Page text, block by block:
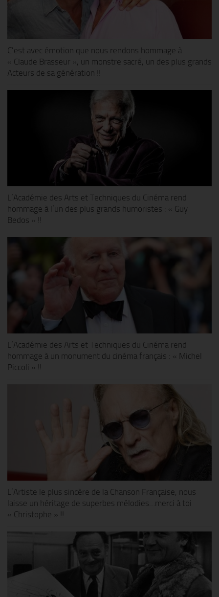
C’est avec émotion que nous rendons hommage à
« Claude Brasseur », un monstre sacré, un des plus grands
Acteurs de sa génération !!
L’Académie des Arts et Techniques du Cinéma rend
hommage à l’un des plus grands humoristes : « Guy
Bedos » !!
L’Académie des Arts et Techniques du Cinéma rend
hommage à un monument du cinéma français : « Michel
Piccoli » !!
L’Artiste le plus sincère de la Chanson Française, nous
laisse un héritage de superbes mélodies…merci à toi
« Christophe » !!